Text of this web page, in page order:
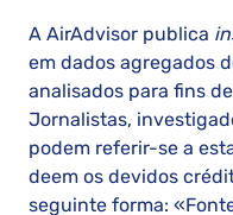
A AirAdvisor publica
em dados agregados
analisados para fins
Jornalistas,
podem referir-se a
deem os devidos
seguinte forma: